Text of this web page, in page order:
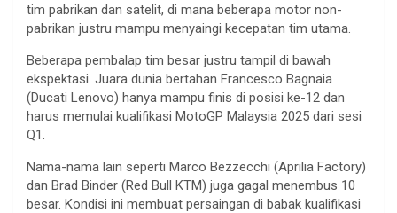
tim pabrikan dan satelit, di mana beberapa motor non-
pabrikan justru mampu menyaingi kecepatan tim utama.
Beberapa pembalap tim besar justru tampil di bawah
ekspektasi. Juara dunia bertahan Francesco Bagnaia
(Ducati Lenovo) hanya mampu finis di posisi ke-12 dan
harus memulai kualifikasi MotoGP Malaysia 2025 dari sesi
Q1.
Nama-nama lain seperti Marco Bezzecchi (Aprilia Factory)
dan Brad Binder (Red Bull KTM) juga gagal menembus 10
besar. Kondisi ini membuat persaingan di babak kualifikasi